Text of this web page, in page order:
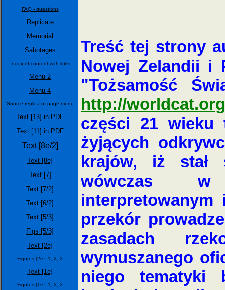
FAQ - questions
Replicate
Memorial
Sabotages
Index of content with links
Menu 2
Menu 4
Source replica of page menu
Text [13] in PDF
Text [11] in PDF
Text [8e/2]
Text [8e]
Text [7]
Text [7/2]
Text [6/2]
Text [5/3]
Figs [5/3]
Text [2e]
Figures [2e]: 1, 2, 3
Text [1e]
Figures [1e]: 1, 2, 3
Treść tej strony
Nowej Zelandii
"Tożsamość
http://
części 21 wieku
żyjących
krajów, iż stał
wówczas w
przekór
zasadach
wymuszanego
niego tematyki